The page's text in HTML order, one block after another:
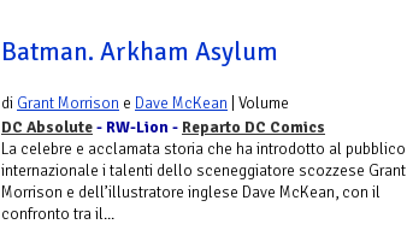
Batman. Arkham Asylum
di Grant Morrison e Dave McKean | Volume
DC Absolute- RW-Lion - Reparto DC Comics
La celebre e acclamata storia che ha introdotto al pubblico
internazionale i talenti dello sceneggiatore scozzese Grant
Morrison e dell’illustratore inglese Dave McKean, con il
confronto tra il...